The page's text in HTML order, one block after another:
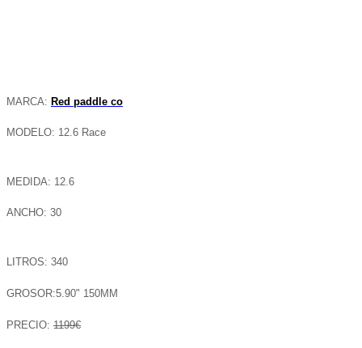
MARCA: Red paddle co
MODELO: 12.6 Race
MEDIDA: 12.6
ANCHO: 30
LITROS: 340
GROSOR:5.90" 150MM
PRECIO: 1199€